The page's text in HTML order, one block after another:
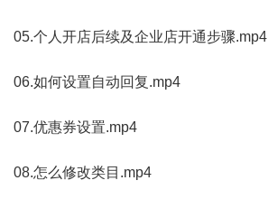
05.个人开店后续及企业店开通步骤.mp4
06.如何设置自动回复.mp4
07.优惠券设置.mp4
08.怎么修改类目.mp4